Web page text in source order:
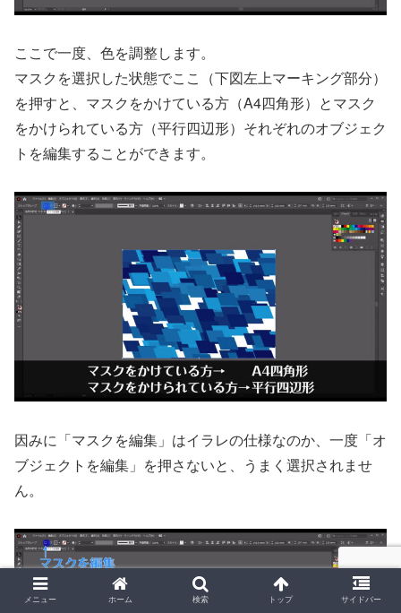
ここで一度、色を調整します。
マスクを選択した状態でここ（下図左上マーキング部分）
を押すと、マスクをかけている方（A4四角形）とマスク
をかけられている方（平行四辺形）それぞれのオブジェク
トを編集することができます。
因みに「マスクを編集」はイラレの仕様なのか、一度「オ
ブジェクトを編集」を押さないと、うまく選択されませ
ん。
メニュー ホーム 検索 トップ サイドバー